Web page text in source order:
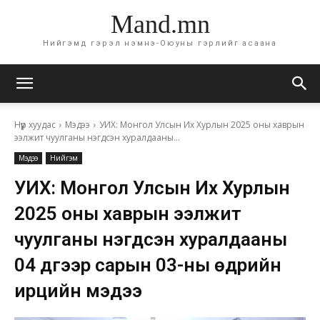
Mand.mn
Нийгэмд гэрэл нэмнэ-Оюуны гэрлийг асаана
Нүүр хуудас Мэдээ
УИХ: Монгол Улсын Их Хурлын 2025 оны хаврын
ээлжит чуулганы нэгдсэн хуралдааны...
Мэдээ Нийгэм
УИХ: Монгол Улсын Их Хурлын
2025 оны хаврын ээлжит
чуулганы нэгдсэн хуралдааны
04 дүгээр сарын 03-ны өдрийн
ирцийн мэдээ